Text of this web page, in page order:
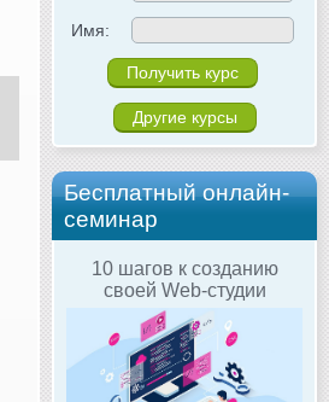
Имя:
Другие курсы
Бесплатный онлайн-
семинар
10 шагов к созданию
своей Web-студии